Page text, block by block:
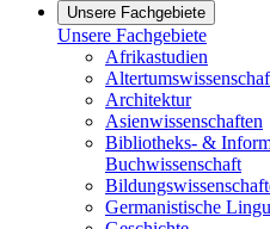
Unsere Fachgebiete
Unsere Fachgebiete
Afrikastudien
Architektur
Asienwissenschaften
Bibliotheks- &
Buchwissenschaft
Germanistische